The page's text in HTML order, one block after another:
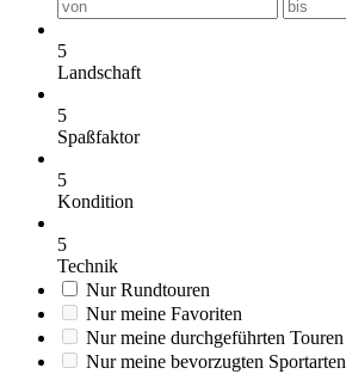
5
Landschaft
5
Spaßfaktor
5
Kondition
5
Technik
Nur Rundtouren
Nur meine Favoriten
Nur meine durchgeführten Touren
Nur meine bevorzugten Sportarten